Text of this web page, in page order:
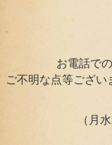
お電話で
ご不明な点等ござ
（月